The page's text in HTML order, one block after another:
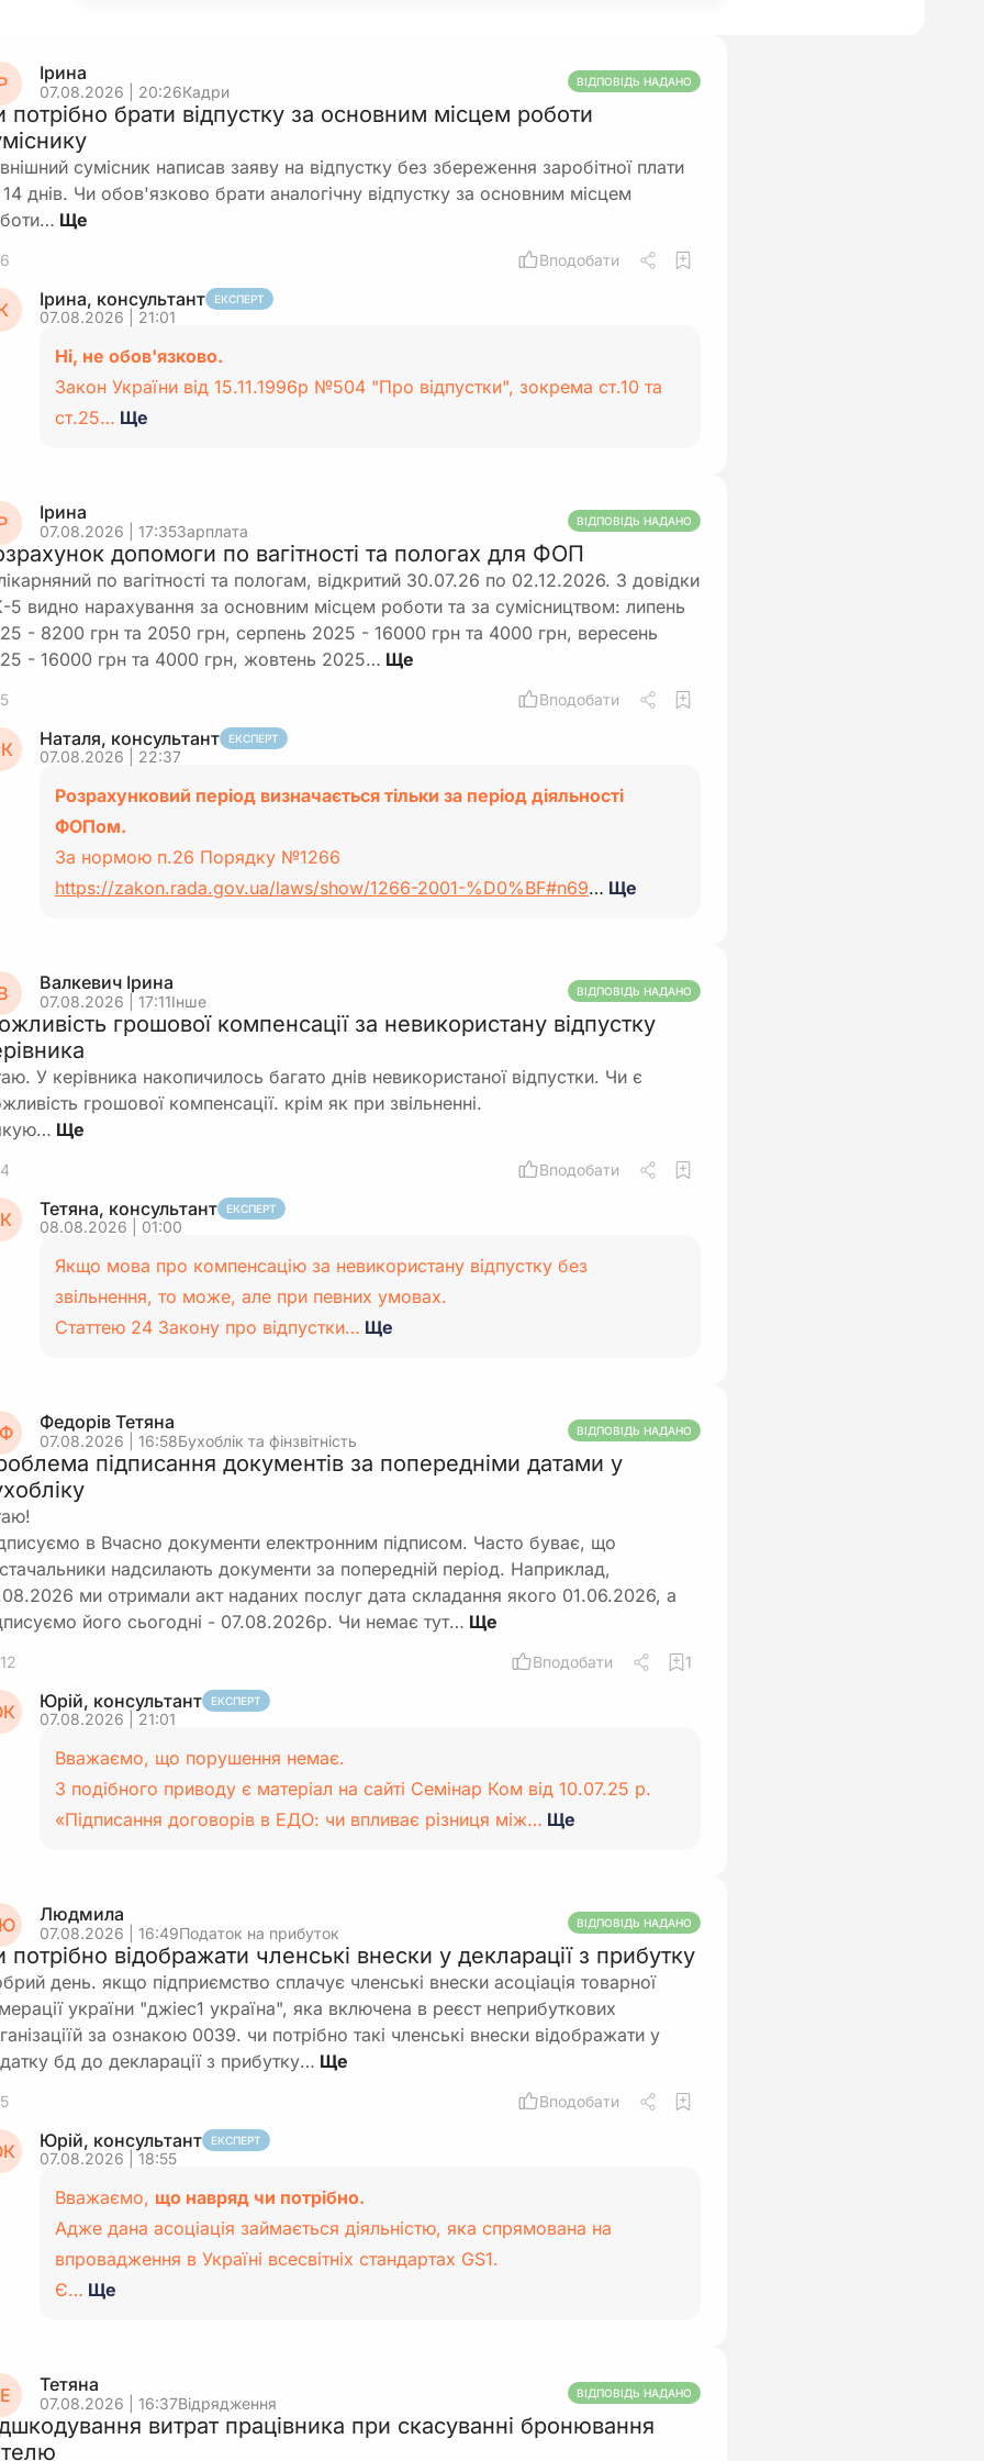
Ірина
07.08.2026 | 20:26Кадри
ВІДПОВІДЬ НАДАНО
потрібно брати відпустку за основним місцем роботи
сумісник написав заяву на відпустку без збереження заробітної плати
днів. Чи обов'язково брати аналогічну відпустку за основним місцем
6 Вподобати
Ірина, консультант ЕКСПЕРТ
07.08.2026 | 21:01
Ні, не обов'язково.
Закон України від 15.11.1996р №504 "Про відпустки", зокрема ст.10 та
ст.25… Ще
Ірина
07.08.2026 | 17:35Зарплата
ВІДПОВІДЬ НАДАНО
допомоги по вагітності та пологах для ФОП
по вагітності та пологам, відкритий 30.07.26 по 02.12.2026. З довідки
5 видно нарахування за основним місцем роботи та за сумісництвом: липень
- 8200 грн та 2050 грн, серпень 2025 - 16000 грн та 4000 грн, вересень
- 16000 грн та 4000 грн, жовтень 2025…
5 Вподобати
Наталя, консультант ЕКСПЕРТ
07.08.2026 | 22:37
Розрахунковий період визначається тільки за період діяльності
ФОПом.
За нормою п.26 Порядку №1266
https://zakon.rada.gov.ua/laws/show/1266-2001-%D0%BF#n69… Ще
Валкевич Ірина
07.08.2026 | 17:11Інше
ВІДПОВІДЬ НАДАНО
грошової компенсації за невикористану відпустку
У керівника накопичилось багато днів невикористаної відпустки. Чи є
грошової компенсації. крім як при звільненні.
4 Вподобати
Тетяна, консультант ЕКСПЕРТ
08.08.2026 | 01:00
Якщо мова про компенсацію за невикористану відпустку без
звільнення, то може, але при певних умовах.
Статтею 24 Закону про відпустки… Ще
Федорів Тетяна
07.08.2026 | 16:58Бухоблік та фінзвітність
ВІДПОВІДЬ НАДАНО
підписання документів за попередніми датами у
в Вчасно документи електронним підписом. Часто буває, що
надсилають документи за попередній період. Наприклад,
ми отримали акт наданих послуг дата складання якого 01.06.2026, а
його сьогодні - 07.08.2026р. Чи немає тут…
12 Вподобати 1
Юрій, консультант ЕКСПЕРТ
07.08.2026 | 21:01
Вважаємо, що порушення немає.
З подібного приводу є матеріал на сайті Семінар Ком від 10.07.25 р.
«Підписання договорів в ЕДО: чи впливає різниця між… Ще
Людмила
07.08.2026 | 16:49Податок на прибуток
ВІДПОВІДЬ НАДАНО
потрібно відображати членські внески у декларації з прибутку
день. якщо підприємство сплачує членські внески асоціація товарної
україни "джіес1 україна", яка включена в реєст неприбуткових
за ознакою 0039. чи потрібно такі членські внески відображати у
бд до декларації з прибутку…
5 Вподобати
Юрій, консультант ЕКСПЕРТ
07.08.2026 | 18:55
Вважаємо, що навряд чи потрібно.
Адже дана асоціація займається діяльністю, яка спрямована на
впровадження в Україні всесвітніх стандартах GS1.
Є… Ще
Тетяна
07.08.2026 | 16:37Відрядження
ВІДПОВІДЬ НАДАНО
витрат працівника при скасуванні бронювання